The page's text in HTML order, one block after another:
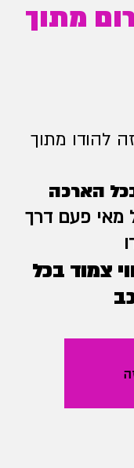
מתוך
להודו מתוך
מאי פעם דרך
צמוד בכל